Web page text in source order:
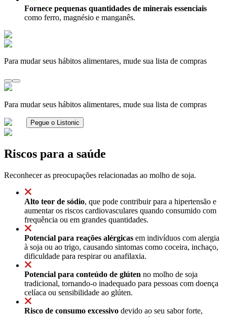
Fornece pequenas quantidades de minerais essenciais
como ferro, magnésio e manganês.
Para mudar seus hábitos alimentares, mude sua lista de compras
Para mudar seus hábitos alimentares, mude sua lista de compras
Pegue o Listonic
Riscos para a saúde
Reconhecer as preocupações relacionadas ao molho de soja.
Alto teor de sódio, que pode contribuir para a hipertensão e
aumentar os riscos cardiovasculares quando consumido com
frequência ou em grandes quantidades.
Potencial para reações alérgicas em indivíduos com alergia
à soja ou ao trigo, causando sintomas como coceira, inchaço,
dificuldade para respirar ou anafilaxia.
Potencial para conteúdo de glúten no molho de soja
tradicional, tornando-o inadequado para pessoas com doença
celíaca ou sensibilidade ao glúten.
Risco de consumo excessivo devido ao seu sabor forte,